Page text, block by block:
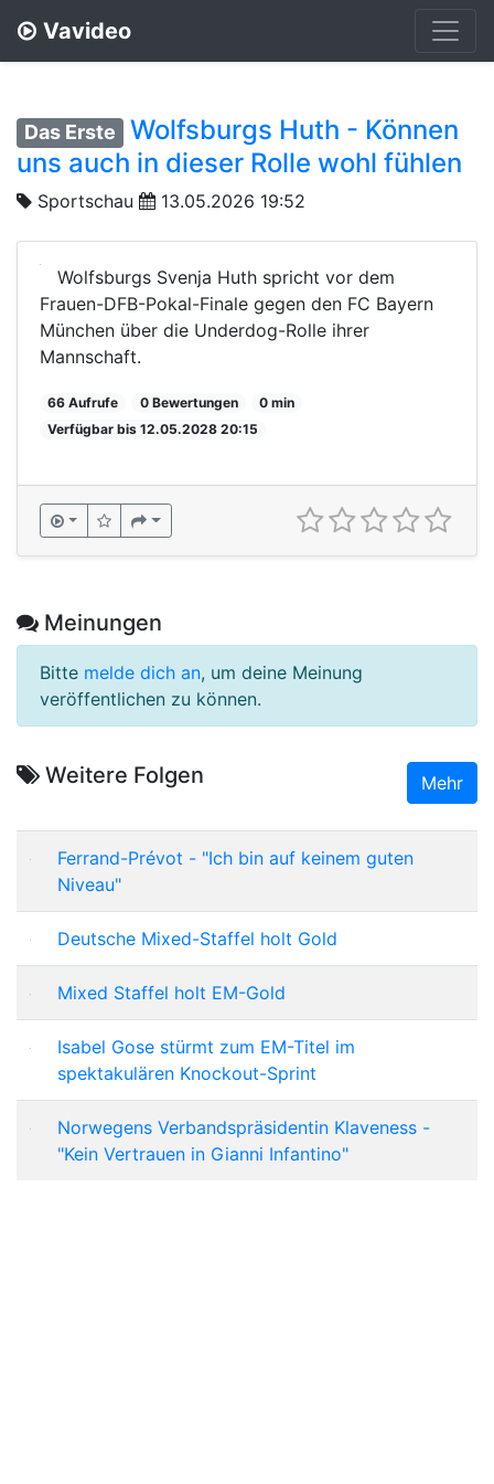
Vavideo
Das Erste
Wolfsburgs Huth - Können
uns auch in dieser Rolle wohl fühlen
Sportschau 13.05.2026 19:52
Wolfsburgs Svenja Huth spricht vor dem
Frauen-DFB-Pokal-Finale gegen den FC Bayern
München über die Underdog-Rolle ihrer
Mannschaft.
66 Aufrufe 0 Bewertungen
0 min
Verfügbar bis 12.05.2028 20:15
Meinungen
Bitte melde dich an, um deine Meinung
veröffentlichen zu können.
Weitere Folgen Mehr
Ferrand-Prévot - "Ich bin auf keinem guten
Niveau"
Deutsche Mixed-Staffel holt Gold
Mixed Staffel holt EM-Gold
Isabel Gose stürmt zum EM-Titel im
spektakulären Knockout-Sprint
Norwegens Verbandspräsidentin Klaveness -
"Kein Vertrauen in Gianni Infantino"